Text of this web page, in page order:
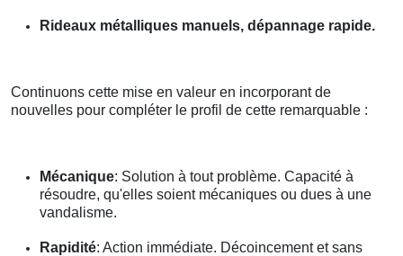
Rideaux métalliques manuels, dépannage rapide.
Continuons cette mise en valeur en incorporant de
nouvelles pour compléter le profil de cette remarquable :
Mécanique: Solution à tout problème. Capacité à
résoudre, qu'elles soient mécaniques ou dues à une
vandalisme.
Rapidité: Action immédiate. Décoincement et sans